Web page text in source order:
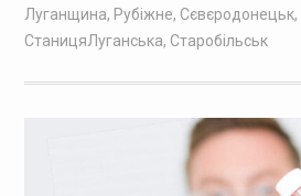
Луганщина, Рубіжне, Сєвєродонецьк,
СтаницяЛуганська, Старобільськ